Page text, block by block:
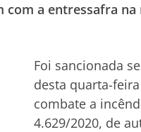
com a entressafra
Foi sancionada
desta quarta-
combate a
4.629/2020, de